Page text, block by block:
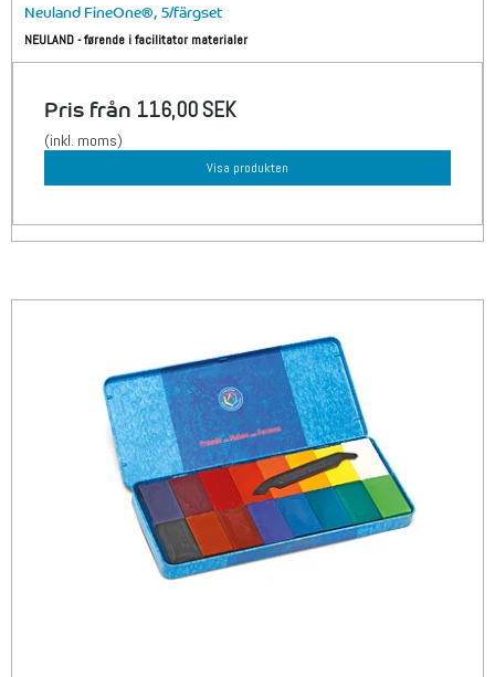
Neuland FineOne®, 5/färgset
NEULAND - førende i facilitator materialer
Pris från 116,00 SEK
(inkl. moms)
Visa produkten